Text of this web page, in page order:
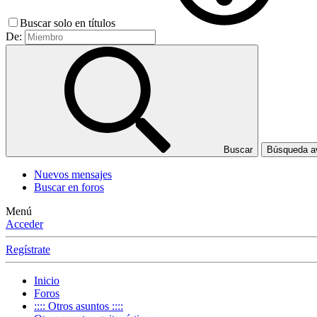
Buscar solo en títulos
De:
Buscar Búsqueda
Nuevos mensajes
Buscar en foros
Menú
Acceder
Regístrate
Inicio
Foros
:::: Otros asuntos ::::